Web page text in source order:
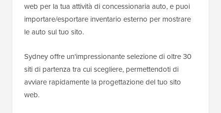
web per la tua attività di concessionaria auto, e puoi
importare/esportare inventario esterno per mostrare
le auto sul tuo sito.
Sydney offre un'impressionante selezione di oltre 30
siti di partenza tra cui scegliere, permettendoti di
avviare rapidamente la progettazione del tuo sito
web.